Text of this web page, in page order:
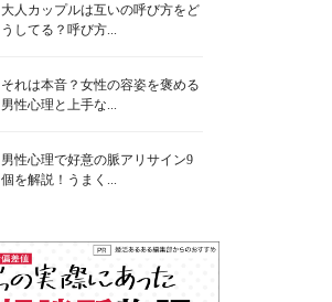
大人カップルは互いの呼び方をど
うしてる？呼び方...
それは本音？女性の容姿を褒める
男性心理と上手な...
男性心理で好意の脈アリサイン9
個を解説！うまく...